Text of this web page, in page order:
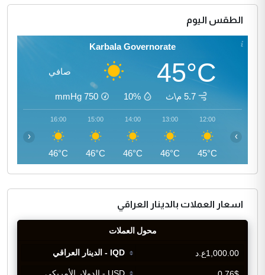
الطقس اليوم
Karbala Governorate
45°C صافي
5.7 م\ث 10%
750
mmHg
12:00
45°C
13:00
46°C
14:00
46°C
15:00
46°C
16:00
46°C
‹ ›
اسعار العملات بالدينار العراقي